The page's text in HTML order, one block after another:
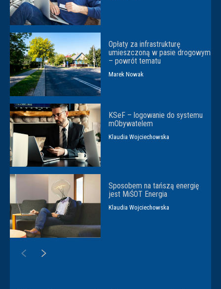
Opłaty za infrastrukturę
umieszczoną w pasie drogowym
– powrót tematu
Marek Nowak
KSeF – logowanie do systemu
mObywatelem
Klaudia Wojciechowska
Sposobem na tańszą energię
jest MiŚOT Energia
Klaudia Wojciechowska